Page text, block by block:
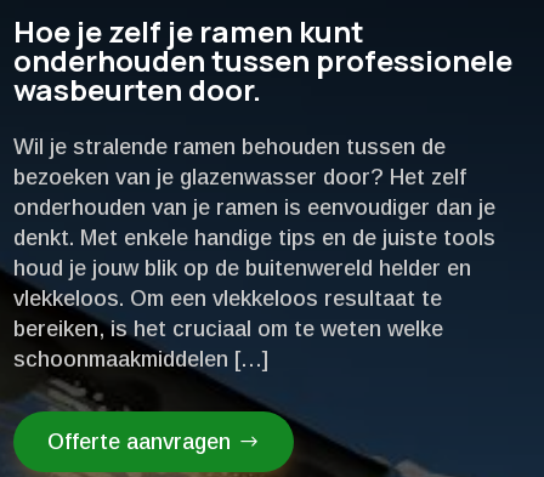
Hoe je zelf je ramen kunt
onderhouden tussen professionele
wasbeurten door.​
Wil je stralende ramen behouden tussen de
bezoeken van je glazenwasser door? Het zelf
onderhouden van je ramen is eenvoudiger dan je
denkt.​ Met enkele handige tips en de juiste tools
houd je jouw blik op de buitenwereld helder en
vlekkeloos.​ Om een vlekkeloos resultaat te
bereiken, is het cruciaal om te weten welke
schoonmaakmiddelen […]
Offerte aanvragen